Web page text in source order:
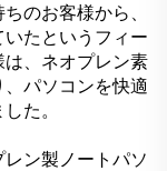
のお客様から、
たというフィー
は、ネオプレン素
パソコンを快適
た。
ン製ノートパソ